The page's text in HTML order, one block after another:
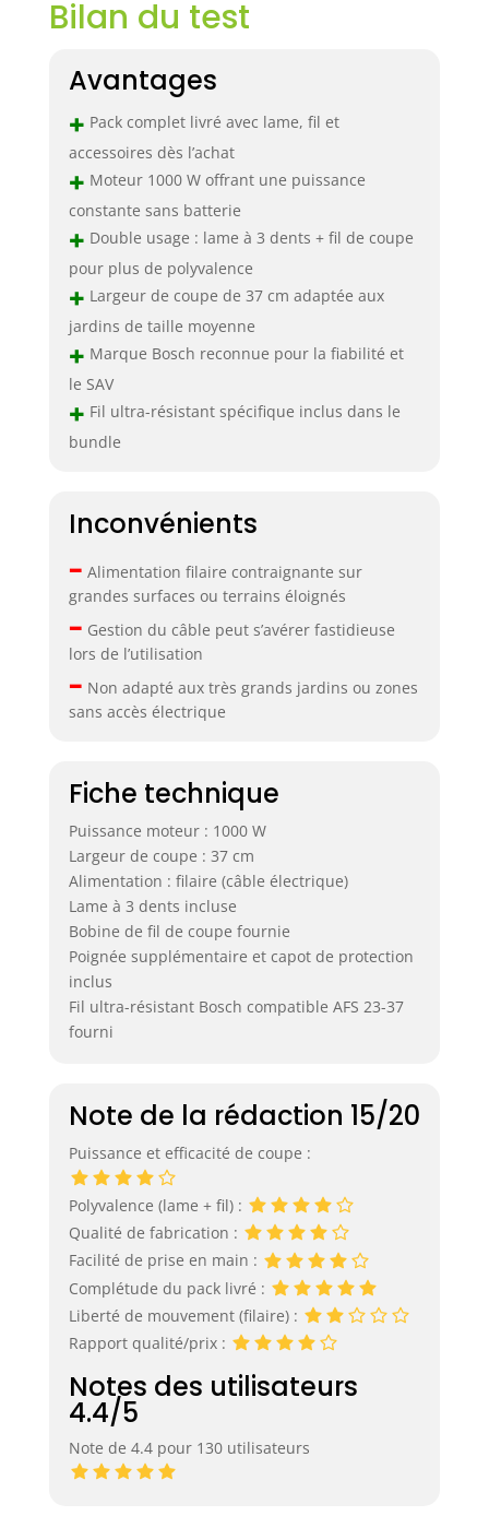
Bilan du test
Avantages
+ Pack complet livré avec lame, fil et
accessoires dès l’achat
+ Moteur 1000 W offrant une puissance
constante sans batterie
+ Double usage : lame à 3 dents + fil de coupe
pour plus de polyvalence
+ Largeur de coupe de 37 cm adaptée aux
jardins de taille moyenne
+ Marque Bosch reconnue pour la fiabilité et
le SAV
+ Fil ultra-résistant spécifique inclus dans le
bundle
Inconvénients
– Alimentation filaire contraignante sur
grandes surfaces ou terrains éloignés
– Gestion du câble peut s’avérer fastidieuse
lors de l’utilisation
– Non adapté aux très grands jardins ou zones
sans accès électrique
Fiche technique
Puissance moteur : 1000 W
Largeur de coupe : 37 cm
Alimentation : filaire (câble électrique)
Lame à 3 dents incluse
Bobine de fil de coupe fournie
Poignée supplémentaire et capot de protection
inclus
Fil ultra-résistant Bosch compatible AFS 23-37
fourni
Note de la rédaction 15/20
Puissance et efficacité de coupe :
Polyvalence (lame + fil) :
Qualité de fabrication :
Facilité de prise en main :
Complétude du pack livré :
Liberté de mouvement (filaire) :
Rapport qualité/prix :
Notes des utilisateurs
4.4/5
Note de 4.4 pour 130 utilisateurs